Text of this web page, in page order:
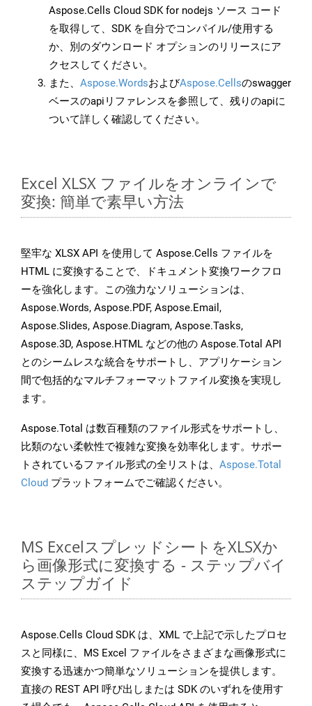
Aspose.Cells Cloud SDK for nodejs ソース コード
を取得して、SDK を自分でコンパイル/使用する
か、別のダウンロード オプションのリリースにア
クセスしてください。
また、 Aspose.WordsおよびAspose.Cellsのswagger
ベースのapiリファレンスを参照して、残りのapiに
ついて詳しく確認してください。
Excel XLSX ファイルをオンラインで
変換: 簡単で素早い方法
堅牢な XLSX API を使用して Aspose.Cells ファイルを
HTML に変換することで、ドキュメント変換ワークフロ
ーを強化します。この強力なソリューションは、
Aspose.Words, Aspose.PDF, Aspose.Email,
Aspose.Slides, Aspose.Diagram, Aspose.Tasks,
Aspose.3D, Aspose.HTML などの他の Aspose.Total API
とのシームレスな統合をサポートし、アプリケーション
間で包括的なマルチフォーマットファイル変換を実現し
ます。
Aspose.Total は数百種類のファイル形式をサポートし、
比類のない柔軟性で複雑な変換を効率化します。サポー
トされているファイル形式の全リストは、 Aspose.Total
Cloud プラットフォームでご確認ください。
MS ExcelスプレッドシートをXLSXか
ら画像形式に変換する - ステップバイ
ステップガイド
Aspose.Cells Cloud SDK は、XML で上記で示したプロセ
スと同様に、MS Excel ファイルをさまざまな画像形式に
変換する迅速かつ簡単なソリューションを提供します。
直接の REST API 呼び出しまたは SDK のいずれを使用す